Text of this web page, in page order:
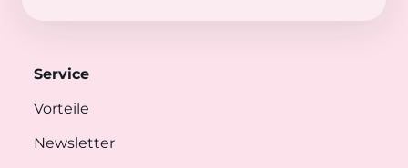
Service
Vorteile
Newsletter